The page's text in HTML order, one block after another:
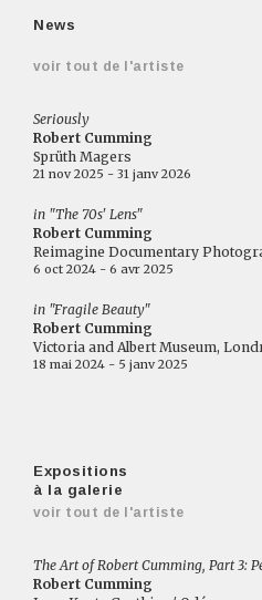
News
voir tout de l'artiste
Seriously
Robert Cumming
Sprüth Magers
21 nov 2025 - 31 janv 2026
in "The 70s' Lens"
Robert Cumming
Reimagine Documentary
6 oct 2024 - 6 avr 2025
in "Fragile Beauty"
Robert Cumming
Victoria and Albert Museum,
18 mai 2024 - 5 janv 2025
Expositions
à la galerie
voir tout de l'artiste
The Art of Robert Cumming, Part 3:
Robert Cumming